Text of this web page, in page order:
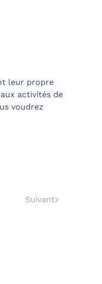
leur propre
activités de
voudrez
Suivant